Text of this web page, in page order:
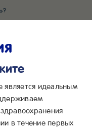
вашего малыша
является идеальным
в течение первых